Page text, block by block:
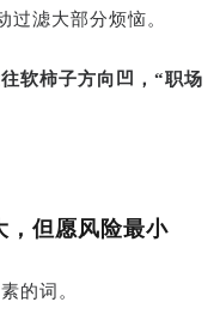
过滤大部分烦恼。
软柿子方向凹，“职场
，但愿风险最小
的词。